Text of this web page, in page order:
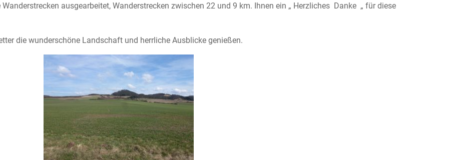
ausgearbeitet, Wanderstrecken zwischen 22 und 9 km. Ihnen ein „ Herzliches Danke „ für diese
die wunderschöne Landschaft und herrliche Ausblicke genießen.